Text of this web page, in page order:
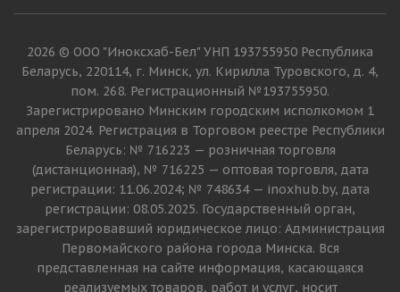
2026 © ООО "Иноксхаб-Бел" УНП 193755950 Республика
Беларусь, 220114, г. Минск, ул. Кирилла Туровского, д. 4,
пом. 268. Регистрационный №193755950.
Зарегистрировано Минским городским исполкомом 1
апреля 2024. Регистрация в Торговом реестре Республики
Беларусь: № 716223 — розничная торговля
(дистанционная), № 716225 — оптовая торговля, дата
регистрации: 11.06.2024; № 748634 — inoxhub.by, дата
регистрации: 08.05.2025. Государственный орган,
зарегистрировавший юридическое лицо: Администрация
Первомайского района города Минска. Вся
представленная на сайте информация, касающаяся
реализуемых товаров, работ и услуг, носит